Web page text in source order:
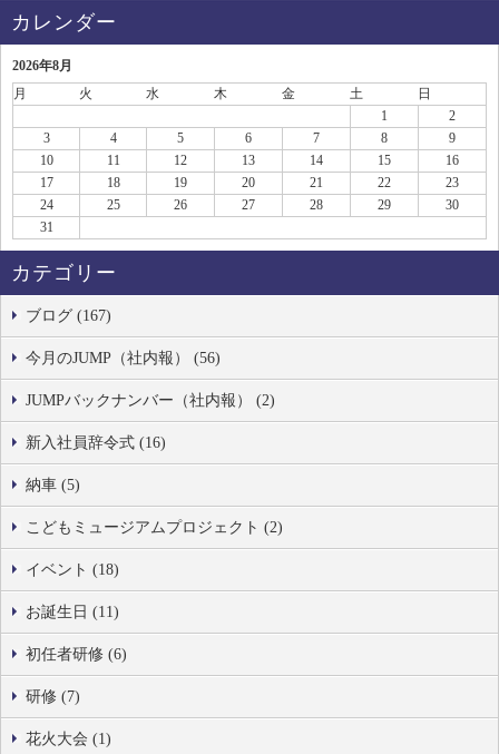
カレンダー
2026年8月
月
火 水 木 金 土
日
1
2
3
4 5 6 7 8
9
10
11 12 13 14 15
16
17
18 19 20 21 22
23
24
25 26 27 28 29
30
31
カテゴリー
ブログ (167)
今月のJUMP（社内報） (56)
JUMPバックナンバー（社内報） (2)
新入社員辞令式 (16)
納車 (5)
こどもミュージアムプロジェクト (2)
イベント (18)
お誕生日 (11)
初任者研修 (6)
研修 (7)
花火大会 (1)